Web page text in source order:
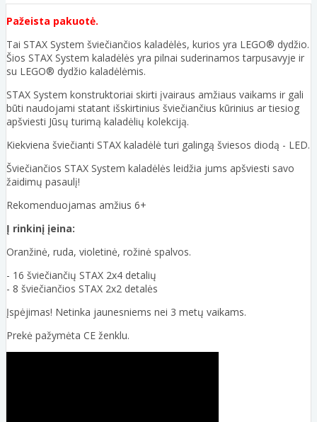
Pažeista pakuotė.
Tai STAX System šviečiančios kaladėlės, kurios yra LEGO® dydžio.
Šios STAX System kaladėlės yra pilnai suderinamos tarpusavyje ir
su LEGO® dydžio kaladėlėmis.
STAX System konstruktoriai skirti įvairaus amžiaus vaikams ir gali
būti naudojami statant išskirtinius šviečiančius kūrinius ar tiesiog
apšviesti Jūsų turimą kaladėlių kolekciją.
Kiekviena šviečianti STAX kaladėlė turi galingą šviesos diodą - LED.
Šviečiančios STAX System kaladėlės leidžia jums apšviesti savo
žaidimų pasaulį!
Rekomenduojamas amžius 6+
Į rinkinį įeina:
Oranžinė, ruda, violetinė, rožinė spalvos.
- 16 šviečiančių STAX 2x4 detalių
- 8 šviečiančios STAX 2x2 detalės
Įspėjimas! Netinka jaunesniems nei 3 metų vaikams.
Prekė pažymėta CE ženklu.